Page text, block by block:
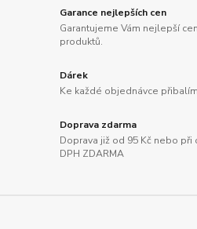
Garance nejlepších cen
Garantujeme Vám nejlepší
produktů.
Dárek
Ke každé objednávce
Doprava zdarma
Doprava již od 95 Kč nebo při
DPH ZDARMA